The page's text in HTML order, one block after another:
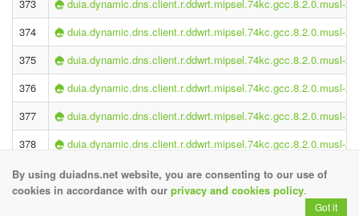
373
duia.dynamic.dns.client.r.ddwrt.mipsel.74kc.gcc.8.2.0.musl-
374
duia.dynamic.dns.client.r.ddwrt.mipsel.74kc.gcc.8.2.0.musl-
375
duia.dynamic.dns.client.r.ddwrt.mipsel.74kc.gcc.8.2.0.musl-
376
duia.dynamic.dns.client.r.ddwrt.mipsel.74kc.gcc.8.2.0.musl-
377
duia.dynamic.dns.client.r.ddwrt.mipsel.74kc.gcc.8.2.0.musl-
378
duia.dynamic.dns.client.r.ddwrt.mipsel.74kc.gcc.8.2.0.musl-
379
duia.dynamic.dns.client.r.ddwrt.mipsel.74kc.gcc.8.2.0.musl-
380
duia.dynamic.dns.client.r.ddwrt.mipsel.74kc.gcc.8.2.0.musl-
By using duiadns.net website, you are consenting to our use of
cookies in accordance with our privacy and cookies policy.
Got it